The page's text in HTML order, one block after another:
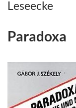
Leseecke
Paradoxa